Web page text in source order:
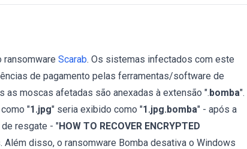
ransomware Scarab. Os sistemas infectados com este
de pagamento pelas ferramentas/software de
as moscas afetadas são anexadas à extensão ".bomba".
"1.jpg" seria exibido como "1.jpg.bomba" - após a
resgate - "HOW TO RECOVER ENCRYPTED
disso, o ransomware Bomba desativa o Windows